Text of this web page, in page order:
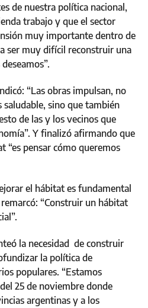
de nuestra política nacional,
trabajo y que el sector
muy importante dentro de
ser muy difícil reconstruir una
“Las obras impulsan, no
sino que también
de las y los vecinos que
Y finalizó afirmando que
“es pensar cómo queremos
el hábitat es fundamental
“Construir un hábitat
la necesidad de construir
la política de
populares. “Estamos
25 de noviembre donde
argentinas y a los